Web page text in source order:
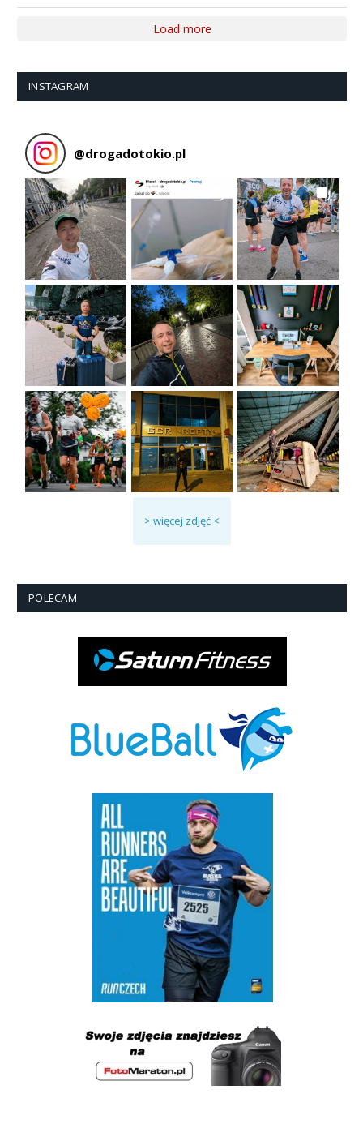
Load more
INSTAGRAM
@drogadotokio.pl
> więcej zdjęć <
POLECAM